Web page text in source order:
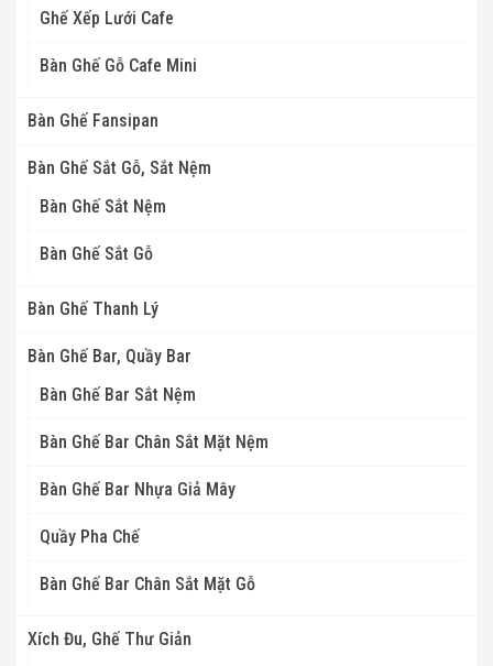
Ghế Xếp Lưới Cafe
Bàn Ghế Gỗ Cafe Mini
Bàn Ghế Fansipan
Bàn Ghế Sắt Gỗ, Sắt Nệm
Bàn Ghế Sắt Nệm
Bàn Ghế Sắt Gỗ
Bàn Ghế Thanh Lý
Bàn Ghế Bar, Quầy Bar
Bàn Ghế Bar Sắt Nệm
Bàn Ghế Bar Chân Sắt Mặt Nệm
Bàn Ghế Bar Nhựa Giả Mây
Quầy Pha Chế
Bàn Ghế Bar Chân Sắt Mặt Gỗ
Xích Đu, Ghế Thư Giản